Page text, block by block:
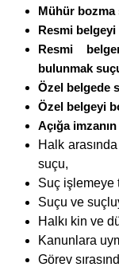
Mühür bozma
Resmi
Resmi
bulunmak
Özel belgede
Özel belgeyi
Açığa
Halk
suçu,
Suç işlemeye
Suçu ve
Halkı kin ve
Kanunlara
Görev